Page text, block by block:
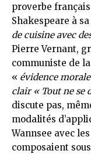
proverbe
Shakespeare à
de cuisine avec
Pierre Vernant,
communiste de
« évidence morale
clair « Tout ne se
discute pas,
modalités
Wannsee avec
composaient